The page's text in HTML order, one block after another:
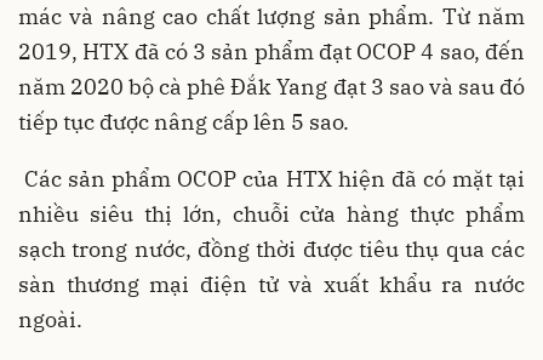
mác và nâng cao chất lượng sản phẩm. Từ năm
2019, HTX đã có 3 sản phẩm đạt OCOP 4 sao, đến
năm 2020 bộ cà phê Đắk Yang đạt 3 sao và sau đó
tiếp tục được nâng cấp lên 5 sao.
Các sản phẩm OCOP của HTX hiện đã có mặt tại
nhiều siêu thị lớn, chuỗi cửa hàng thực phẩm
sạch trong nước, đồng thời được tiêu thụ qua các
sàn thương mại điện tử và xuất khẩu ra nước
ngoài.